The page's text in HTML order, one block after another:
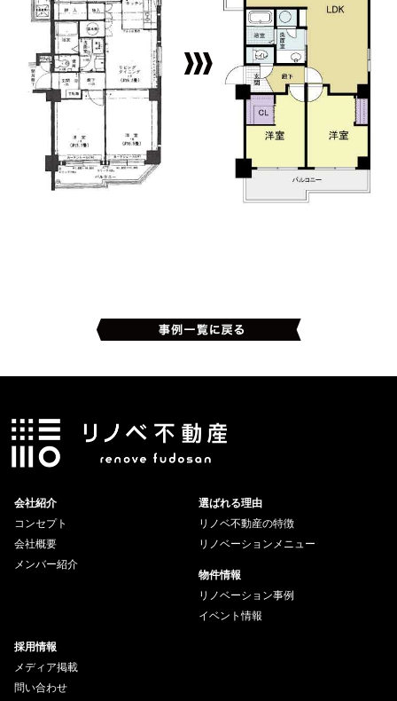
会社紹介
コンセプト
会社概要
メンバー紹介
選ばれる理由
リノベ不動産の特徴
リノベーションメニュー
物件情報
リノベーション事例
イベント情報
採用情報
メディア掲載
問い合わせ